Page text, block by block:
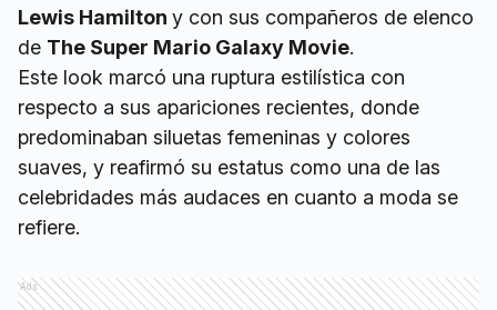
Lewis Hamilton y con sus compañeros de elenco
de The Super Mario Galaxy Movie.
Este look marcó una ruptura estilística con
respecto a sus apariciones recientes, donde
predominaban siluetas femeninas y colores
suaves, y reafirmó su estatus como una de las
celebridades más audaces en cuanto a moda se
refiere.
Ads